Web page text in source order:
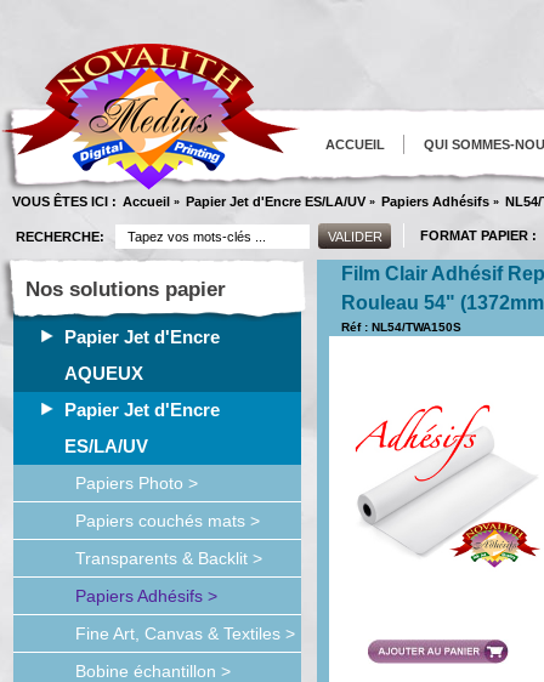
ACCUEIL QUI SOMMES-
VOUS ÊTES ICI : Accueil » Papier Jet d'Encre ES/LA/UV » Papiers Adhésifs » NL54/
RECHERCHE: FORMAT PAPIER :
Nos solutions papier
Papier Jet d'Encre
AQUEUX
Papier Jet d'Encre
ES/LA/UV
Papiers Photo >
Papiers couchés mats >
Transparents & Backlit >
Papiers Adhésifs >
Fine Art, Canvas & Textiles >
Bobine échantillon >
Film Clair Adhésif
Rouleau 54"
Réf : NL54/TWA150S